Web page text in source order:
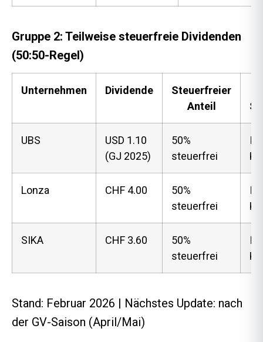
Gruppe 2: Teilweise steuerfreie Dividenden
(50:50-Regel)
Unternehmen Dividende
Steuerfreier
Anteil
UBS
USD 1.10
(GJ 2025)
50%
steuerfrei
Lonza CHF 4.00
50%
steuerfrei
SIKA CHF 3.60
50%
steuerfrei
Stand: Februar 2026 | Nächstes Update: nach
der GV-Saison (April/Mai)